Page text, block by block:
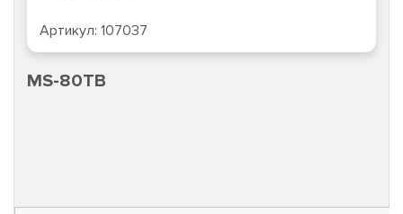
Артикул: 107037
MS-80TB